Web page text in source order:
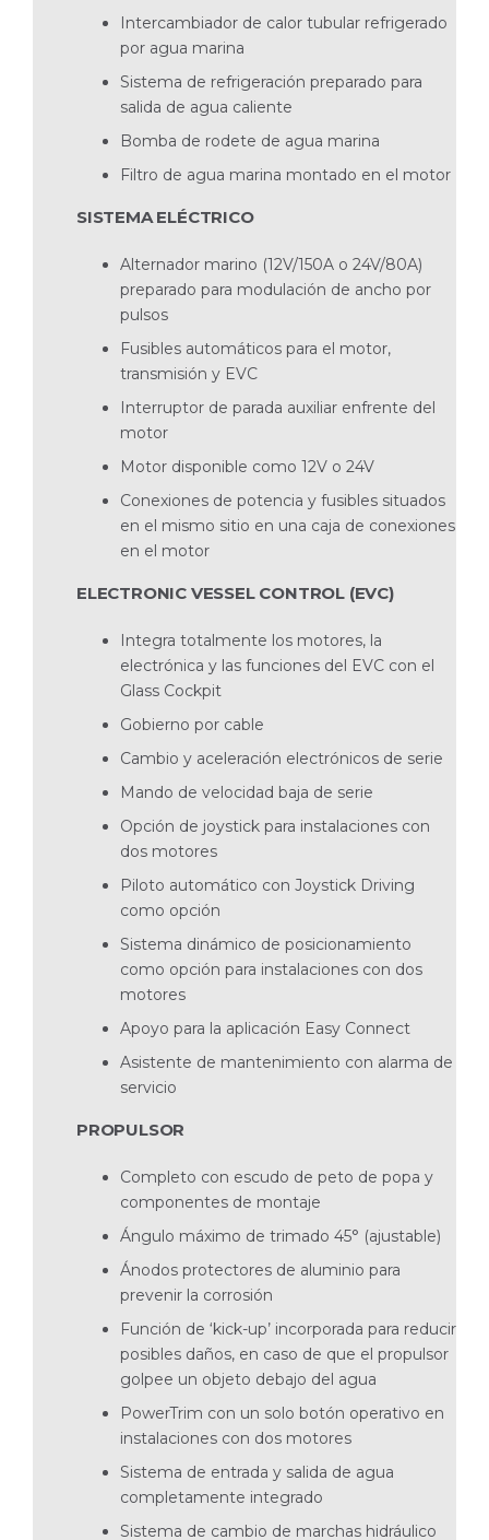
Intercambiador de calor tubular refrigerado
por agua marina
Sistema de refrigeración preparado para
salida de agua caliente
Bomba de rodete de agua marina
Filtro de agua marina montado en el motor
SISTEMA ELÉCTRICO
Alternador marino (12V/150A o 24V/80A)
preparado para modulación de ancho por
pulsos
Fusibles automáticos para el motor,
transmisión y EVC
Interruptor de parada auxiliar enfrente del
motor
Motor disponible como 12V o 24V
Conexiones de potencia y fusibles situados
en el mismo sitio en una caja de conexiones
en el motor
ELECTRONIC VESSEL CONTROL (EVC)
Integra totalmente los motores, la
electrónica y las funciones del EVC con el
Glass Cockpit
Gobierno por cable
Cambio y aceleración electrónicos de serie
Mando de velocidad baja de serie
Opción de joystick para instalaciones con
dos motores
Piloto automático con Joystick Driving
como opción
Sistema dinámico de posicionamiento
como opción para instalaciones con dos
motores
Apoyo para la aplicación Easy Connect
Asistente de mantenimiento con alarma de
servicio
PROPULSOR
Completo con escudo de peto de popa y
componentes de montaje
Ángulo máximo de trimado 45° (ajustable)
Ánodos protectores de aluminio para
prevenir la corrosión
Función de ‘kick-up’ incorporada para reducir
posibles daños, en caso de que el propulsor
golpee un objeto debajo del agua
PowerTrim con un solo botón operativo en
instalaciones con dos motores
Sistema de entrada y salida de agua
completamente integrado
Sistema de cambio de marchas hidráulico